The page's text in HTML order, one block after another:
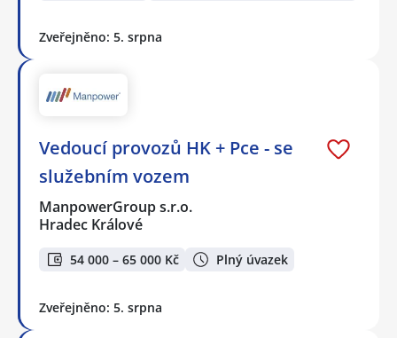
Zveřejněno: 5. srpna
Vedoucí provozů HK + Pce - se
služebním vozem
ManpowerGroup s.r.o.
Hradec Králové
54 000 – 65 000 Kč Plný úvazek
Zveřejněno: 5. srpna